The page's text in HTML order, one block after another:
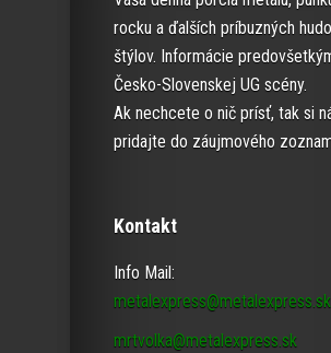
rocku a ďalších príbuzných
štýlov. Informácie
Česko-Slovenskej UG scény.
Ak nechcete o nič prísť, tak si
pridajte do záujmového
Kontakt
Info Mail:
metalexpress@metalexpress.sk
mrtvolka@metalexpress.sk